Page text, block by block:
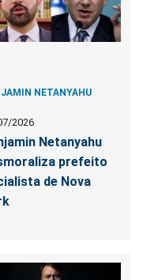
NETANYAHU
2026
Netanyahu
prefeito
de Nova